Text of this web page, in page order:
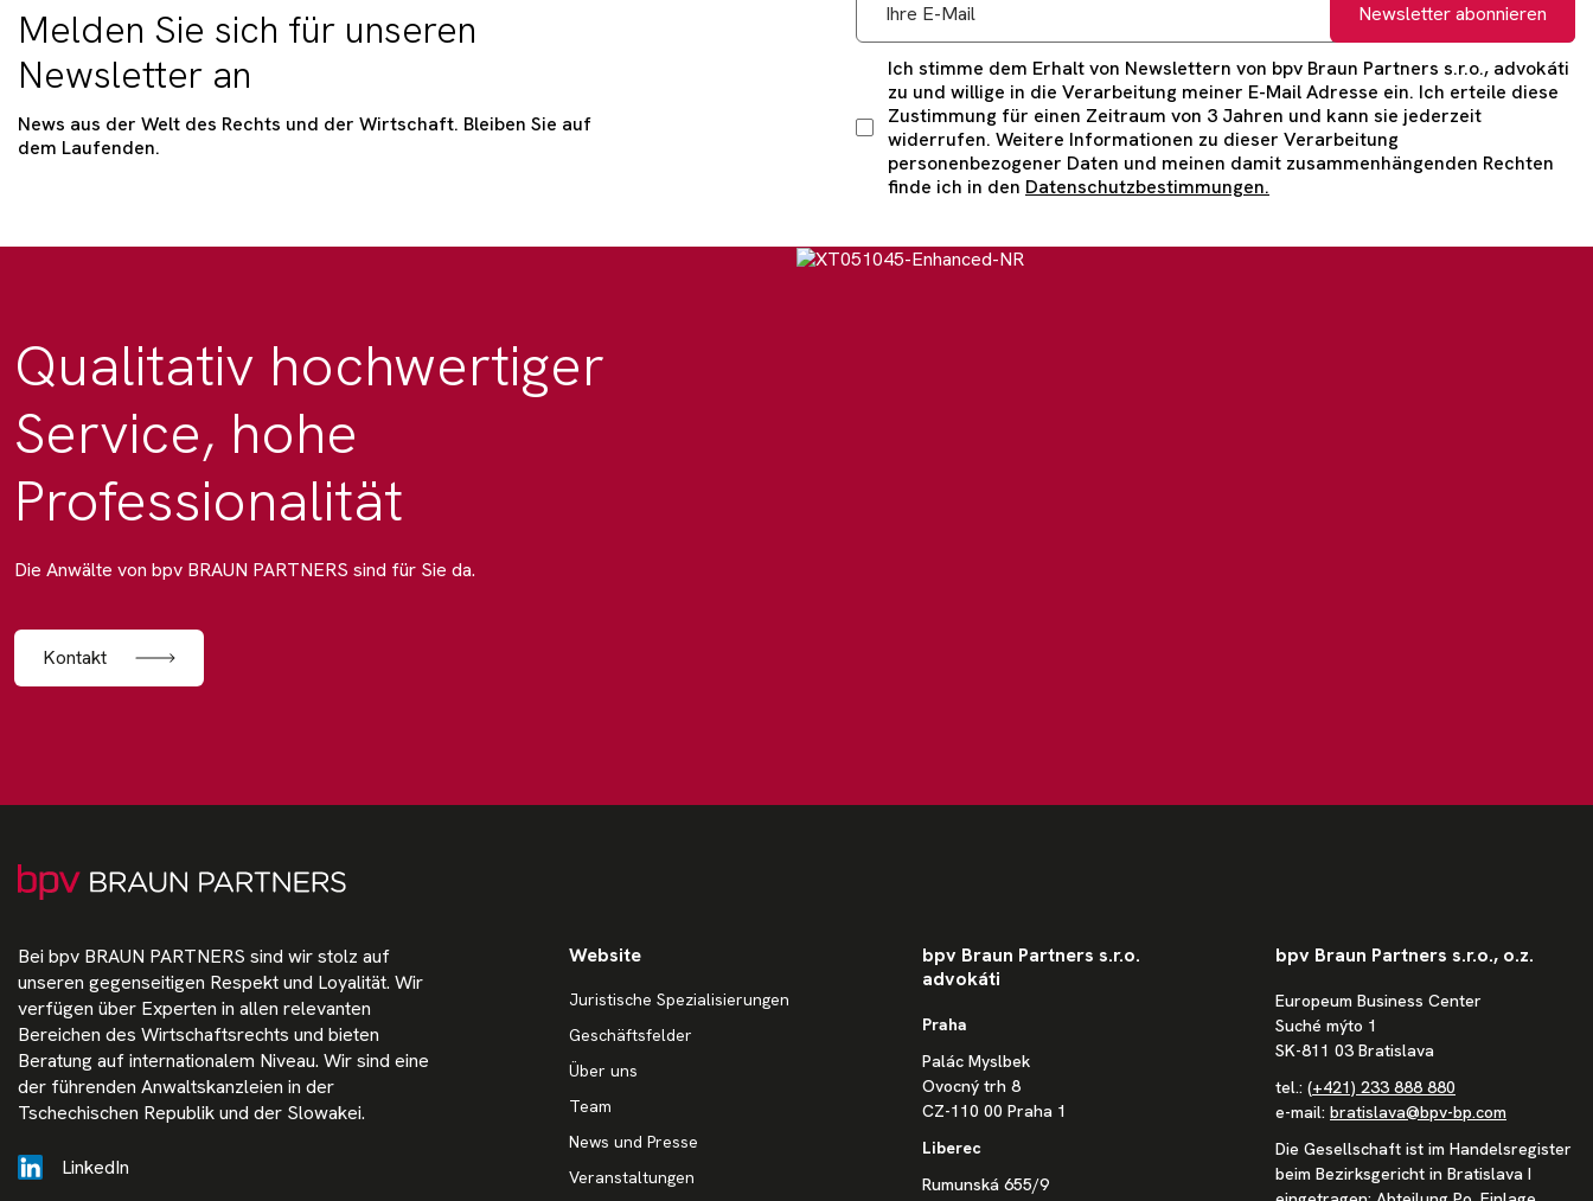
Melden Sie sich für unseren
Newsletter an
News aus der Welt des Rechts und der Wirtschaft. Bleiben Sie auf
dem Laufenden.
Ich stimme dem Erhalt von Newslettern von bpv Braun Partners s.r.o., advokáti
zu und willige in die Verarbeitung meiner E-Mail Adresse ein. Ich erteile diese
Zustimmung für einen Zeitraum von 3 Jahren und kann sie jederzeit
widerrufen. Weitere Informationen zu dieser Verarbeitung
personenbezogener Daten und meinen damit zusammenhängenden Rechten
finde ich in den Datenschutzbestimmungen.
Newsletter abonnieren
Qualitativ hochwertiger
Service, hohe
Professionalität
Die Anwälte von bpv BRAUN PARTNERS sind für Sie da.
Kontakt
Bei bpv BRAUN PARTNERS sind wir stolz auf
unseren gegenseitigen Respekt und Loyalität. Wir
verfügen über Experten in allen relevanten
Bereichen des Wirtschaftsrechts und bieten
Beratung auf internationalem Niveau. Wir sind eine
der führenden Anwaltskanzleien in der
Tschechischen Republik und der Slowakei.
LinkedIn
Website
Juristische Spezialisierungen
Geschäftsfelder
Über uns
Team
News und Presse
Veranstaltungen
bpv Braun Partners s.r.o.
advokáti
Praha
Palác Myslbek
Ovocný trh 8
CZ-110 00 Praha 1
Liberec
Rumunská 655/9
bpv Braun Partners s.r.o., o.z.
Europeum Business Center
Suché mýto 1
SK-811 03 Bratislava
tel.: (+421) 233 888 880
e-mail: bratislava@bpv-bp.com
Die Gesellschaft ist im Handelsregister
beim Bezirksgericht in Bratislava I